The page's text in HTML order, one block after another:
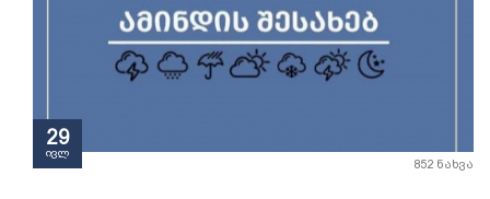
29
ივლ
852 ნახვა